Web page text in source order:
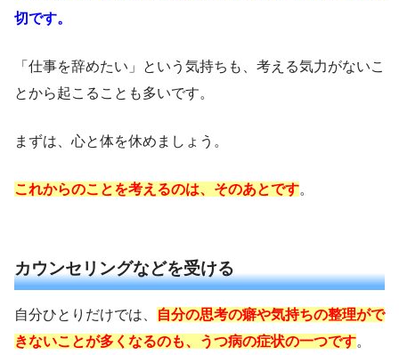
切です。
「仕事を辞めたい」という気持ちも、考える気力がないこ
とから起こることも多いです。
まずは、心と体を休めましょう。
これからのことを考えるのは、そのあとです。
カウンセリングなどを受ける
自分ひとりだけでは、
自分の思考の癖や気持ちの整理がで
きないことが多くなるのも、うつ病の症状の一つです。